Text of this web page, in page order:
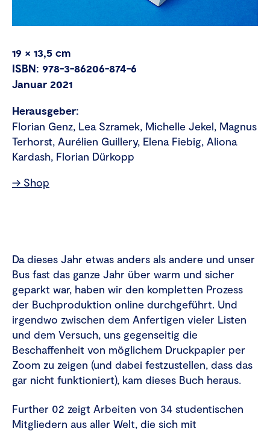
19 × 13,5 cm
ISBN: 978-3-86206-874-6
Januar 2021
Herausgeber:
Florian Genz, Lea Szramek, Michelle Jekel, Magnus
Terhorst, Aurélien Guillery, Elena Fiebig, Aliona
Kardash, Florian Dürkopp
→ Shop
Da dieses Jahr etwas anders als andere und unser
Bus fast das ganze Jahr über warm und sicher
geparkt war, haben wir den kompletten Prozess
der Buchproduktion online durchgeführt. Und
irgendwo zwischen dem Anfertigen vieler Listen
und dem Versuch, uns gegenseitig die
Beschaffenheit von möglichem Druckpapier per
Zoom zu zeigen (und dabei festzustellen, dass das
gar nicht funktioniert), kam dieses Buch heraus.
Further 02 zeigt Arbeiten von 34 studentischen
Mitgliedern aus aller Welt, die sich mit